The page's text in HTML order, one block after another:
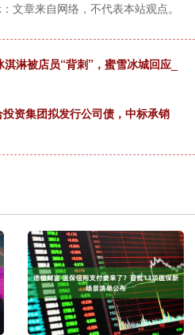
文章来自网络，不代表本站观点。
淋被店员“背刺”，蜜雪冰城回应_
资集团拟发行公司债，中标承销